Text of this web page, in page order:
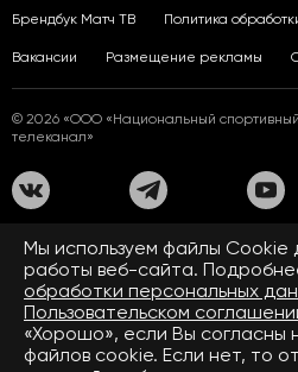
Брендбук Матч ТВ Политика
Вакансии Размещение рекламы
© 2026 «ООО «Национальный спортивный
телеканал»
На сайте применяются
Правилах применения
Средство массовой информации сетевое
зарегистрировано Федеральной службой по
информационных технологий и массовых
Свидетельство о регистрации средства
от 28.02.2018. Название — www.matchtv.ru.
Учредитель (соучредители) СМИ сетевого
Мы используем файлы Сookie
работы веб-сайта.
обработки персональных
Пользовательском
«Хорошо», если Вы согласны
файлов cookie. Если нет, то